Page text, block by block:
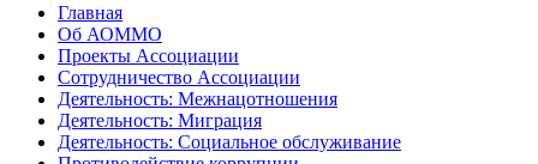
Главная
Об АОММО
Проекты Ассоциации
Сотрудничество Ассоциации
Деятельность: Межнацотношения
Деятельность: Миграция
Деятельность: Социальное обслуживание